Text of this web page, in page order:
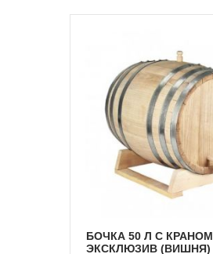
БОЧКА 50 Л С КРАНОМ
ЭКСКЛЮЗИВ (ВИШНЯ)